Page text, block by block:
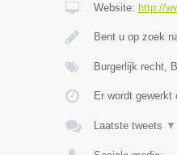
Website: http://
Bent u op zoek
Burgerlijk recht,
Er wordt gewerkt
Laatste tweets ▼